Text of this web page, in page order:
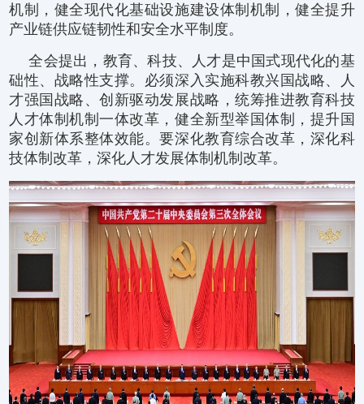
机制，健全现代化基础设施建设体制机制，健全提升
产业链供应链韧性和安全水平制度。
全会提出，教育、科技、人才是中国式现代化的基
础性、战略性支撑。必须深入实施科教兴国战略、人
才强国战略、创新驱动发展战略，统筹推进教育科技
人才体制机制一体改革，健全新型举国体制，提升国
家创新体系整体效能。要深化教育综合改革，深化科
技体制改革，深化人才发展体制机制改革。